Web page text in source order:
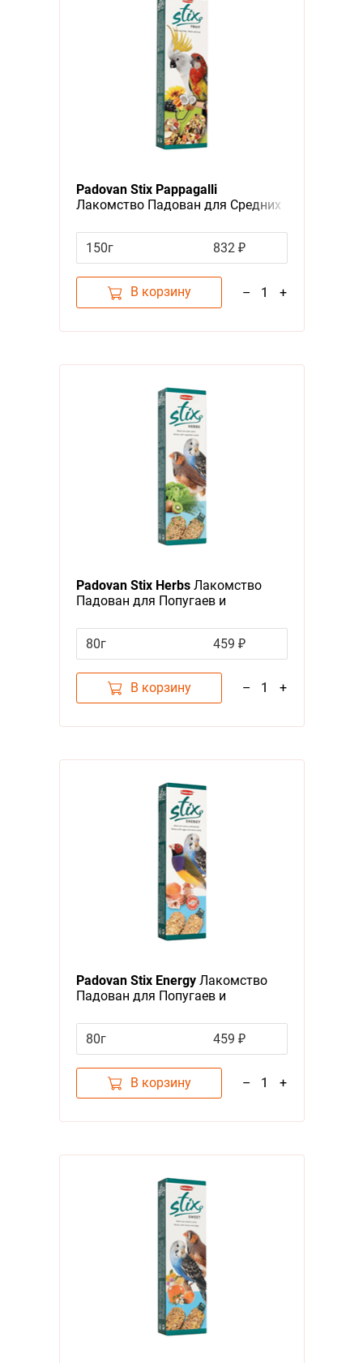
Padovan Stix Pappagalli
Лакомство Падован для Средних
Фруктовые
150г 832 ₽
В корзину – 1 +
Padovan Stix HerbsЛакомство
Падован для Попугаев и
Антистрессовые с травами
80г 459 ₽
В корзину – 1 +
Padovan Stix EnergyЛакомство
Падован для Попугаев и
повышения Энергичности
80г 459 ₽
В корзину – 1 +